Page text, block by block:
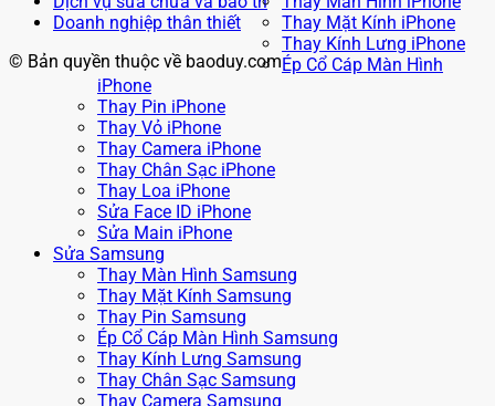
Doanh nghiệp thân thiết
© Bản quyền thuộc về baoduy.com
Thay Mặt Kính iPhone
Thay Kính Lưng iPhone
Ép Cổ Cáp Màn Hình
iPhone
Thay Pin iPhone
Thay Vỏ iPhone
Thay Camera iPhone
Thay Chân Sạc iPhone
Thay Loa iPhone
Sửa Face ID iPhone
Sửa Main iPhone
Sửa Samsung
Thay Màn Hình Samsung
Thay Mặt Kính Samsung
Thay Pin Samsung
Ép Cổ Cáp Màn Hình Samsung
Thay Kính Lưng Samsung
Thay Chân Sạc Samsung
Thay Camera Samsung